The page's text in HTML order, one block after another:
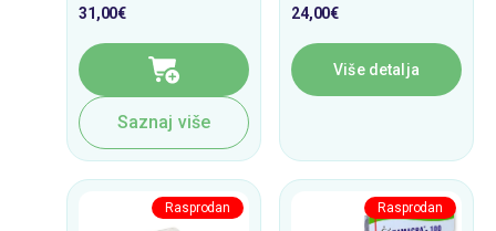
31,00€
Saznaj više
24,00€
Više detalja